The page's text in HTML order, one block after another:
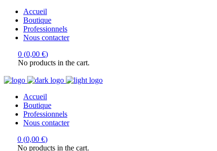
Accueil
Boutique
Professionnels
Nous contacter
0 (0,00 €)
No products in the cart.
Accueil
Boutique
Professionnels
Nous contacter
0 (0,00 €)
No products in the cart.